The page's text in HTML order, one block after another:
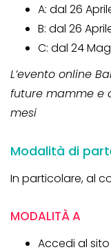
A: dal 26
B: dal 26
C: dal 24
L’evento online
future mamme e
mesi
Modalità di
In particolare, al
MODALITÀ A
Accedi al sito